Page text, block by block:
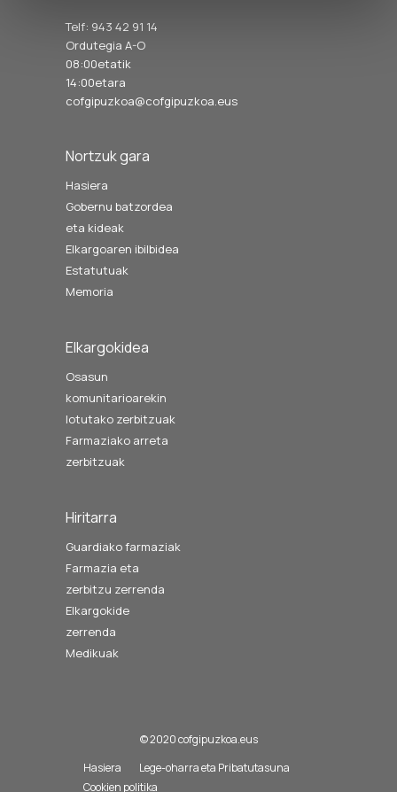
Telf: 943 42 91 14
Ordutegia A-O
08:00etatik
14:00etara
cofgipuzkoa@cofgipuzkoa.eus
Nortzuk gara
Hasiera
Gobernu batzordea
eta kideak
Elkargoaren ibilbidea
Estatutuak
Memoria
Elkargokidea
Osasun
komunitarioarekin
lotutako zerbitzuak
Farmaziako arreta
zerbitzuak
Hiritarra
Guardiako farmaziak
Farmazia eta
zerbitzu zerrenda
Elkargokide
zerrenda
Medikuak
© 2020 cofgipuzkoa.eus
Hasiera
Lege-oharra eta Pribatutasuna
Cookien politika